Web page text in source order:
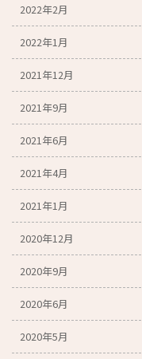
2022年2月
2022年1月
2021年12月
2021年9月
2021年6月
2021年4月
2021年1月
2020年12月
2020年9月
2020年6月
2020年5月